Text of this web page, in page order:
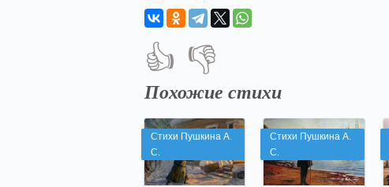
👍 👎
Похожие стихи
Стихи Пушкина А.
С.
Стихи Пушкина А.
С.